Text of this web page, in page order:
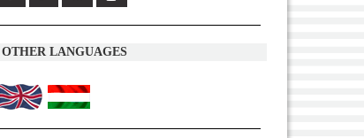
OTHER LANGUAGES